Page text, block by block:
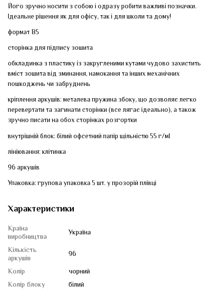
Його зручно носити з собою і одразу робити важливі позначки.
Ідеальне рішення як для офісу, так і для школи та дому!
формат В5
сторінка для підпису зошита
обкладинка з пластику із закругленими кутами чудово захистить
вміст зошита від зминання, намокання та інших механічних
пошкоджень чи забруднень
кріплення аркушів: металева пружина збоку, що дозволяє легко
перевертати та загинати сторінки (все лягає ідеально), а також
зручно писати на обох сторінках розгортки
внутрішній блок: білий офсетний папір щільністю 55 г/мІ
лініювання: клітинка
96 аркушів
Упаковка: групова упаковка 5 шт. у прозорій плівці
Характеристики
Країна
виробництва
Україна
Кількість
аркушів
96
Колір
чорний
Колір блоку
білий